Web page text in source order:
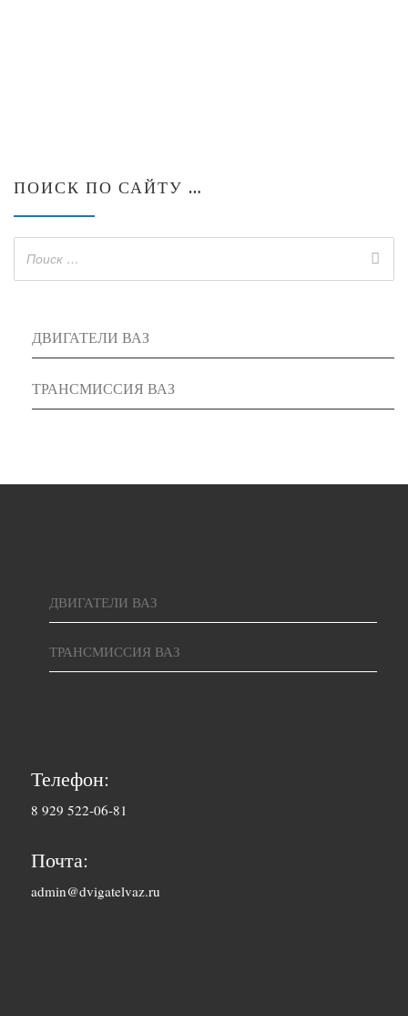
ПОИСК ПО САЙТУ …
ДВИГАТЕЛИ ВАЗ
ТРАНСМИССИЯ ВАЗ
ДВИГАТЕЛИ ВАЗ
ТРАНСМИССИЯ ВАЗ
Телефон:
8 929 522-06-81
Почта:
admin@dvigatelvaz.ru